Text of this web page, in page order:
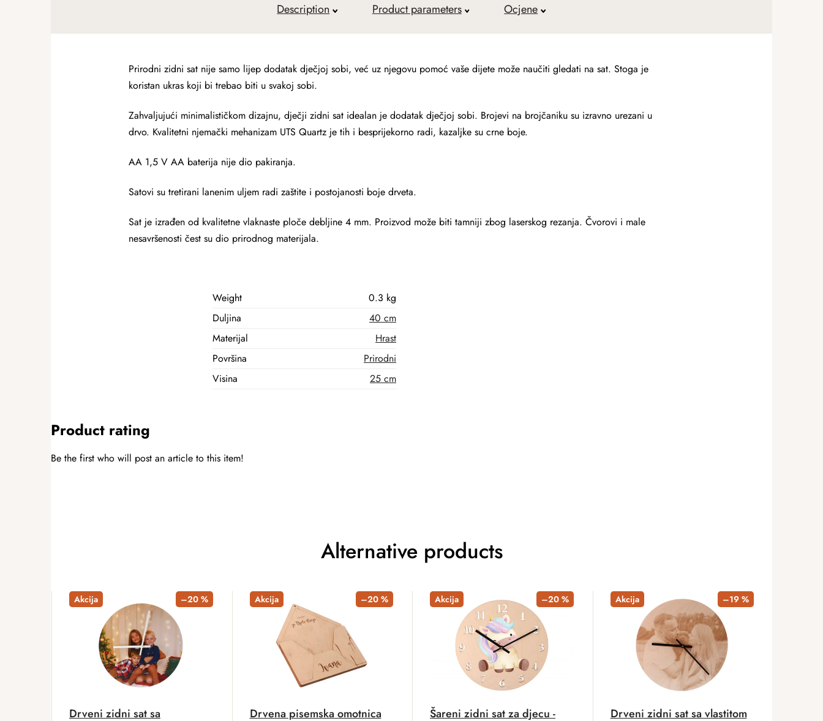
Description Product parameters Ocjene
Prirodni zidni sat nije samo lijep dodatak dječjoj sobi, već uz njegovu pomoć vaše dijete može naučiti gledati na sat. Stoga je
koristan ukras koji bi trebao biti u svakoj sobi.
Zahvaljujući minimalističkom dizajnu, dječji zidni sat idealan je dodatak dječjoj sobi. Brojevi na brojčaniku su izravno urezani u
drvo. Kvalitetni njemački mehanizam UTS Quartz je tih i besprijekorno radi, kazaljke su crne boje.
AA 1,5 V AA baterija nije dio pakiranja.
Satovi su tretirani lanenim uljem radi zaštite i postojanosti boje drveta.
Sat je izrađen od kvalitetne vlaknaste ploče debljine 4 mm. Proizvod može biti tamniji zbog laserskog rezanja. Čvorovi i male
nesavršenosti čest su dio prirodnog materijala.
Weight
0.3 kg
Duljina
40 cm
Materijal
Hrast
Površina
Prirodni
Visina
25 cm
Product rating
Be the first who will post an article to this item!
Alternative products
Akcija –20 %
Drveni zidni sat sa
Akcija –20 %
Drvena pisemska omotnica
Akcija –20 %
Šareni zidni sat za djecu -
Akcija –19 %
Drveni zidni sat sa vlastitom